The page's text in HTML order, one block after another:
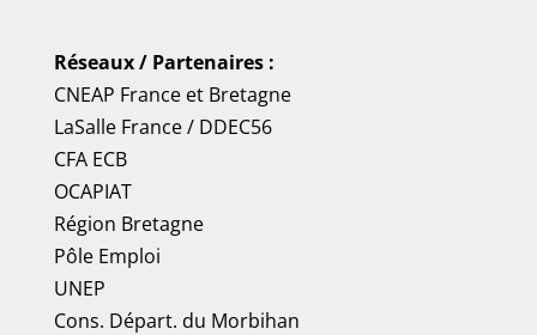
Réseaux / Partenaires :
CNEAP Franceet Bretagne
LaSalle France/ DDEC56
CFA ECB
OCAPIAT
Région Bretagne
Pôle Emploi
UNEP
Cons. Départ. du Morbihan